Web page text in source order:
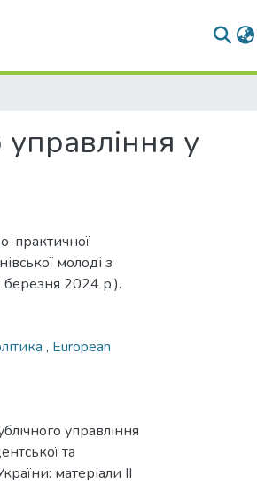
управління у
практичної
молоді з
березня 2024 р.).
, European
управління
та
матеріали ІІ